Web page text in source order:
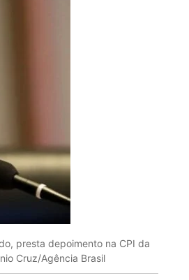
presta depoimento na CPI da
Cruz/Agência Brasil